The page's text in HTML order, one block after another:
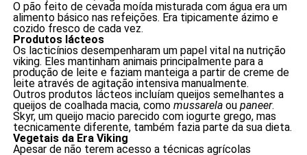
O pão feito de cevada moída misturada com água era um
alimento básico nas refeições. Era tipicamente ázimo e
cozido fresco de cada vez.
Produtos lácteos
Os lacticínios desempenharam um papel vital na nutrição
viking. Eles mantinham animais principalmente para a
produção de leite e faziam manteiga a partir de creme de
leite através de agitação intensiva manualmente.
Outros produtos lácteos incluíam queijos semelhantes a
queijos de coalhada macia, como mussarelaou paneer.
Skyr, um queijo macio parecido com iogurte grego, mas
tecnicamente diferente, também fazia parte da sua dieta.
Vegetais da Era Viking
Apesar de não terem acesso a técnicas agrícolas